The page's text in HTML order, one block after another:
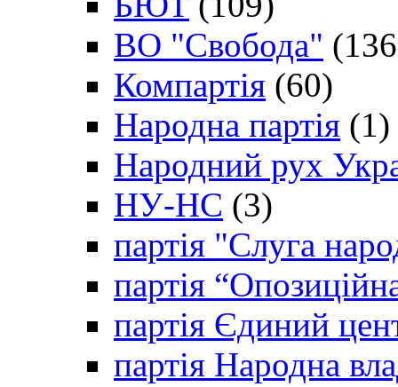
ВО "Свобода"
Компартія (60)
Народна партія (1)
Народний рух
НУ-НС (3)
партія "Слуга
партія
партія Єдиний
партія Народна